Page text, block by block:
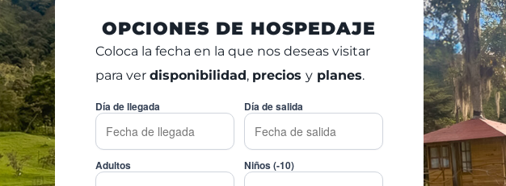
OPCIONES DE HOSPEDAJE
Coloca la fecha en la que nos deseas visitar
para ver disponibilidad, precios yplanes.
Día de llegada Día de salida
Adultos Niños (-10)